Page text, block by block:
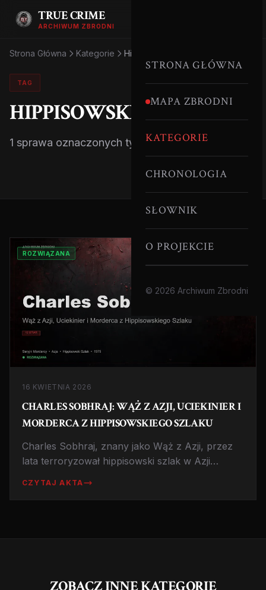
TRUE CRIME
ARCHIWUM ZBRODNI
STRONA GŁÓWNA
MAPA ZBRODNI
KATEGORIE
CHRONOLOGIA
SŁOWNIK
O PROJEKCIE
© 2026 Archiwum Zbrodni
Strona Główna Kategorie Hippisowski Szlak
TAG
HIPPISOWSKI SZLAK
1 sprawa oznaczonych tym tagiem.
ROZWIĄZANA SERYJNI MORDERCY
16 KWIETNIA 2026
CHARLES SOBHRAJ: WĄŻ Z AZJI, UCIEKINIER I
MORDERCA Z HIPPISOWSKIEGO SZLAKU
Charles Sobhraj, znany jako Wąż z Azji, przez
lata terroryzował hippisowski szlak w Azji
CZYTAJ AKTA